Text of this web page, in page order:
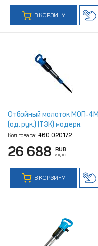
В КОРЗИНУ
Отбойный молоток МОП‑4М
(од. рук.) (ТЗК) модерн.
Код товара: 460.020172
26 688 RUB
с НДС
В КОРЗИНУ